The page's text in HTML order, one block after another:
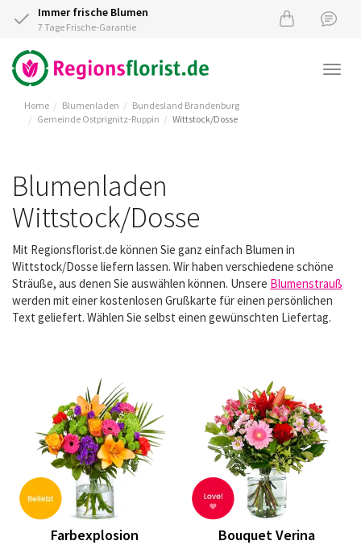
Immer frische Blumen
7 Tage Frische-Garantie
Home Blumenladen
Bundesland Brandenburg
Gemeinde Ostprignitz-Ruppin
Wittstock/Dosse
Blumenladen
Wittstock/Dosse
Mit Regionsflorist.de können Sie ganz einfach Blumen in
Wittstock/Dosse liefern lassen. Wir haben verschiedene schöne
Sträuße, aus denen Sie auswählen können. Unsere Blumenstrauß
werden mit einer kostenlosen Grußkarte für einen persönlichen
Text geliefert. Wählen Sie selbst einen gewünschten Liefertag.
Farbexplosion
Bouquet Verina